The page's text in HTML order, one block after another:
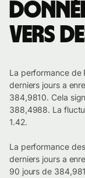
vers
La performance de
derniers jours a
384,9810. Cela
388,4988. La
1.42.
La performance
derniers jours a
90 jours de